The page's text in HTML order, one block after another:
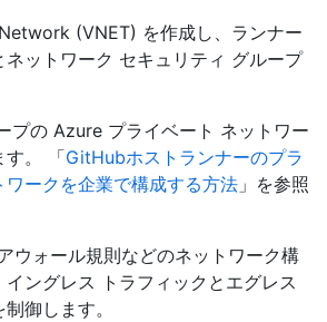
(VNET) を作成し、ランナー
ネットワーク セキュリティ グループ
プの Azure プライベート ネットワー
す。 「GitHubホストランナーのプラ
ワークを企業で構成する方法 」を参照
ウォール規則などのネットワーク構
イングレス トラフィックとエグレス
御します。